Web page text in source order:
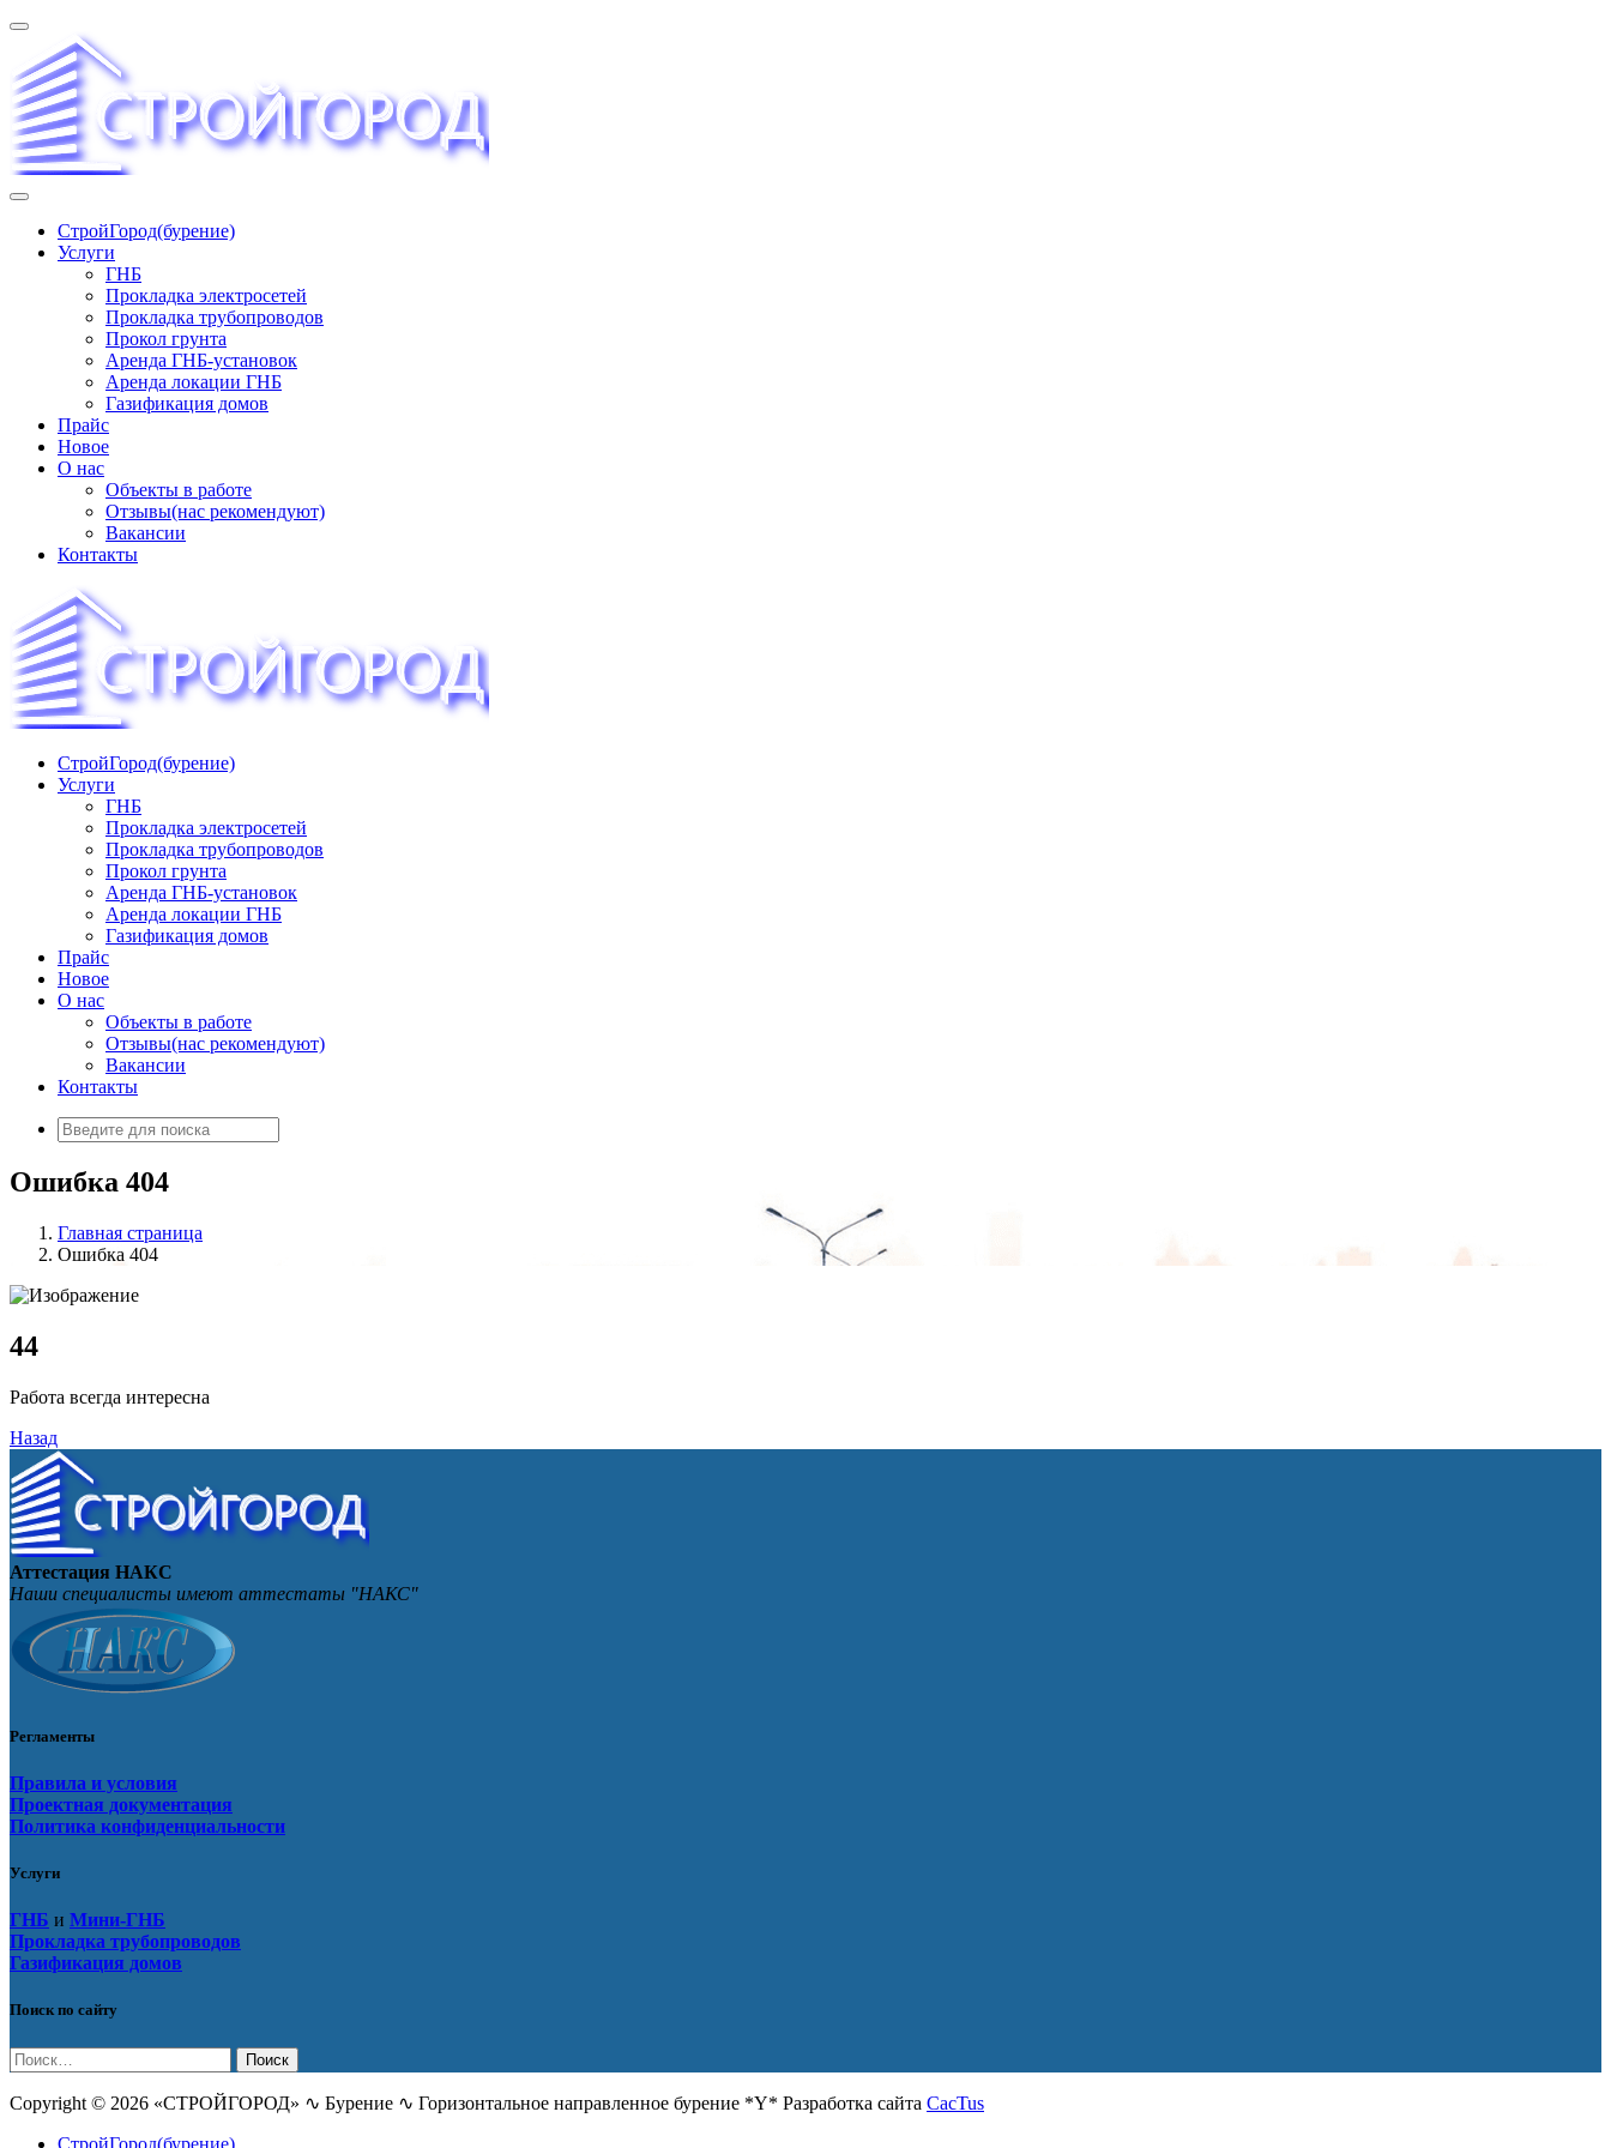
Перейти
содержимому
СтройГород(бурение)
Услуги
ГНБ
Прокладка электросетей
Прокладка трубопроводов
Прокол грунта
Аренда ГНБ-установок
Аренда локации ГНБ
Газификация домов
Прайс
Новое
О нас
Объекты в работе
Отзывы(нас рекомендуют)
Вакансии
Контакты
«СТРОЙГОРОД» ∿ Бурение ∿ ГНБ ∿ Прокладка трудопроводов ∿ Газификация жилого сектора ✆ +74951573444
СтройГород(бурение)
Услуги
ГНБ
Прокладка электросетей
Прокладка трубопроводов
Прокол грунта
Аренда ГНБ-установок
Аренда локации ГНБ
Газификация домов
Прайс
Новое
О нас
Объекты в работе
Отзывы(нас рекомендуют)
Вакансии
Контакты
Искать:
Ошибка 404
Главная страница
Ошибка 404
44
Работа всегда интересна
Назад
Аттестация НАКС
Наши специалисты имеют аттестаты "НАКС"
Регламенты
Правила и условия
Проектная документация
Политика конфиденциальности
Услуги
ГНБ и Мини-ГНБ
Прокладка трубопроводов
Газификация домов
Поиск по сайту
Найти:
Copyright © 2026 «СТРОЙГОРОД» ∿ Бурение ∿ Горизонтальное направленное бурение *Y* Разработка сайта CacTus
СтройГород(бурение)